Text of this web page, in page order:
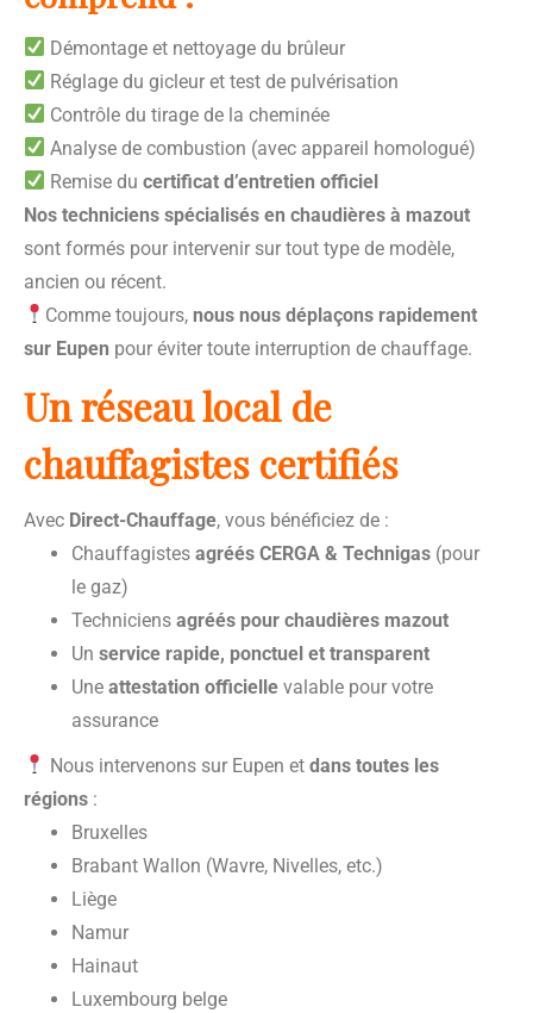
Démontage et nettoyage du brûleur
Réglage du gicleur et test de pulvérisation
Contrôle du tirage de la cheminée
Analyse de combustion (avec appareil homologué)
Remise ducertificat d’entretien officiel
Nos techniciens spécialisés en chaudières à mazout
sont formés pour intervenir sur tout type de modèle,
ancien ou récent.
Comme toujours, nous nous déplaçons rapidement
sur Eupen pour éviter toute interruption de chauffage.
Un réseau local de
chauffagistes certifiés
Avec Direct-Chauffage, vous bénéficiez de :
Chauffagistes agréés CERGA & Technigas (pour
le gaz)
Techniciens agréés pour chaudières mazout
Un service rapide, ponctuel et transparent
Une attestation officielle valable pour votre
assurance
Nous intervenons sur Eupen etdans toutes les
régions :
Bruxelles
Brabant Wallon (Wavre, Nivelles, etc.)
Liège
Namur
Hainaut
Luxembourg belge